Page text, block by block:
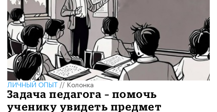
ЛИЧНЫЙ ОПЫТ//Колонка
Задача педагога – помочь
ученику увидеть предмет